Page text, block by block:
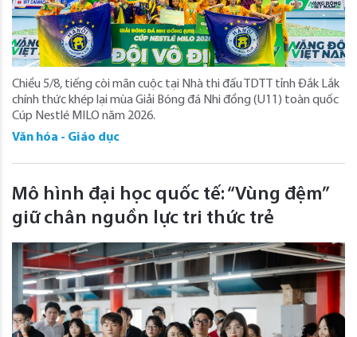
Chiều 5/8, tiếng còi mãn cuộc tại Nhà thi đấu TDTT tỉnh Đắk Lắk
chính thức khép lại mùa Giải Bóng đá Nhi đồng (U11) toàn quốc
Cúp Nestlé MILO năm 2026.
Văn hóa - Giáo dục
Mô hình đại học quốc tế: “Vùng đệm”
giữ chân nguồn lực tri thức trẻ